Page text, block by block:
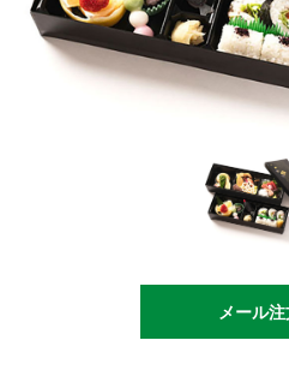
メール